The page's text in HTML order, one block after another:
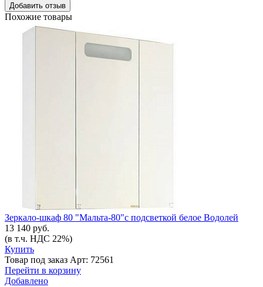
Добавить отзыв
Похожие товары
Зеркало-шкаф 80 "Мальта-80"с подсветкой белое Водолей
13 140 руб.
(в т.ч. НДС 22%)
Купить
Товар под заказ Арт: 72561
Перейти в корзину
Добавлено